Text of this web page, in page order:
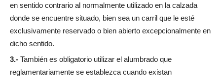
en sentido contrario al normalmente utilizado en la calzada
donde se encuentre situado, bien sea un carril que le esté
exclusivamente reservado o bien abierto excepcionalmente en
dicho sentido.
3.- También es obligatorio utilizar el alumbrado que
reglamentariamente se establezca cuando existan